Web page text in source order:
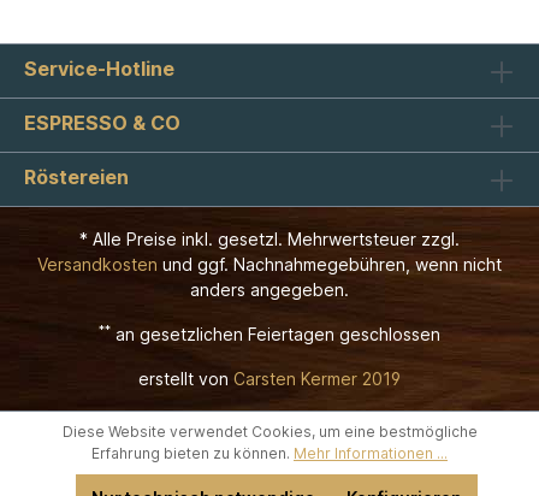
Service-Hotline
ESPRESSO & CO
Röstereien
* Alle Preise inkl. gesetzl. Mehrwertsteuer zzgl.
Versandkosten und ggf. Nachnahmegebühren, wenn nicht
anders angegeben.
** an gesetzlichen Feiertagen geschlossen
erstellt von Carsten Kermer 2019
Diese Website verwendet Cookies, um eine bestmögliche
Erfahrung bieten zu können. Mehr Informationen ...